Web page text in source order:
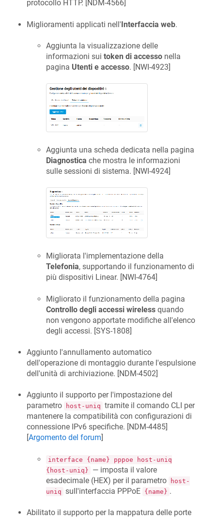
protocollo HTTP. [ NDM-4566
Miglioramenti applicati nell'Interfaccia web.
Aggiunta la visualizzazione delle
informazioni sui token di accesso nella
pagina Utenti e accesso. [NWI-4923]
Aggiunta una scheda dedicata nella pagina
Diagnostica che mostra le informazioni
sulle sessioni di sistema. [NWI-4924]
Migliorata l'implementazione della
Telefonia, supportando il funzionamento di
più dispositivi Linear. [NWI-4764]
Migliorato il funzionamento della pagina
Controllo degli accessi wireless quando
non vengono apportate modifiche all'elenco
degli accessi. [SYS-1808]
Aggiunto l'annullamento automatico
dell'operazione di montaggio durante l'espulsione
dell'unità di archiviazione. [NDM-4502]
Aggiunto il supporto per l'impostazione del
parametro
host-uniq tramite il comando CLI per
mantenere la compatibilità con configurazioni di
connessione IPv6 specifiche. [NDM-4485]
[Argomento del forum]
interface {name} pppoe host-uniq
{host-uniq}
— imposta il valore
esadecimale (HEX) per il parametro
host-
uniq sull'interfaccia PPPoE {name} .
Abilitato il supporto per la mappatura delle porte